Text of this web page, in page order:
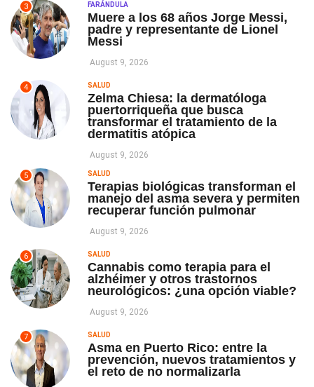
3 FARÁNDULA
Muere a los 68 años Jorge Messi,
padre y representante de Lionel
Messi
August 9, 2026
4 SALUD
Zelma Chiesa: la dermatóloga
puertorriqueña que busca
transformar el tratamiento de la
dermatitis atópica
August 9, 2026
5 SALUD
Terapias biológicas transforman el
manejo del asma severa y permiten
recuperar función pulmonar
August 9, 2026
6 SALUD
Cannabis como terapia para el
alzhéimer y otros trastornos
neurológicos: ¿una opción viable?
August 9, 2026
7 SALUD
Asma en Puerto Rico: entre la
prevención, nuevos tratamientos y
el reto de no normalizarla